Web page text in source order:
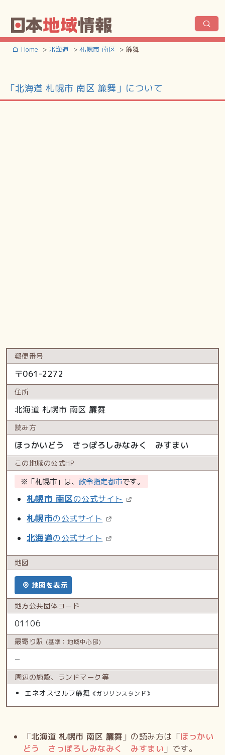
Home 北海道 札幌市 南区 簾舞
「北海道 札幌市 南区 簾舞」について
郵便番号
〒061-2272
住所
北海道 札幌市 南区 簾舞
読み方
ほっかいどう さっぽろしみなみく みすまい
この地域の公式HP
※「札幌市」は、 政令指定都市です。
札幌市 南区の公式サイト
札幌市の公式サイト
北海道の公式サイト
地図
地図を表示
地方公共団体コード
01106
最寄り駅 (基準：地域中心部)
−
周辺の施設、 ランドマーク等
エネオスセルフ簾舞 《ガソリンスタンド》
「北海道 札幌市 南区 簾舞 」の読み方は「ほっかい
どう さっぽろしみなみく みすまい 」です。